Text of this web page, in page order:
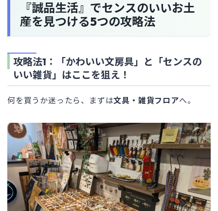
『誠品生活』でセンスのいいお土
産を見つける5つの攻略法
攻略法1：「かわいい文房具」と「センスの
いい雑貨」はここを狙え！
何を買うか迷ったら、まずは文具・雑貨フロアへ。